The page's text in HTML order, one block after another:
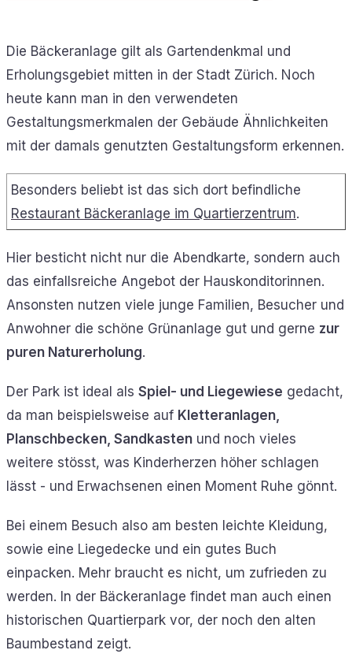
Die Bäckeranlage gilt als Gartendenkmal und
Erholungsgebiet mitten in der Stadt Zürich. Noch
heute kann man in den verwendeten
Gestaltungsmerkmalen der Gebäude Ähnlichkeiten
mit der damals genutzten Gestaltungsform erkennen.
Besonders beliebt ist das sich dort befindliche
Restaurant Bäckeranlage im Quartierzentrum.
Hier besticht nicht nur die Abendkarte, sondern auch
das einfallsreiche Angebot der Hauskonditorinnen.
Ansonsten nutzen viele junge Familien, Besucher und
Anwohner die schöne Grünanlage gut und gerne zur
puren Naturerholung.
Der Park ist ideal als Spiel- und Liegewiese gedacht,
da man beispielsweise auf Kletteranlagen,
Planschbecken, Sandkasten und noch vieles
weitere stösst, was Kinderherzen höher schlagen
lässt - und Erwachsenen einen Moment Ruhe gönnt.
Bei einem Besuch also am besten leichte Kleidung,
sowie eine Liegedecke und ein gutes Buch
einpacken. Mehr braucht es nicht, um zufrieden zu
werden. In der Bäckeranlage findet man auch einen
historischen Quartierpark vor, der noch den alten
Baumbestand zeigt.